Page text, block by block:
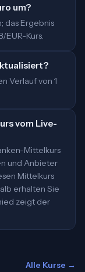
um?
das Ergebnis
EUR-Kurs.
Verlauf von 1
vom Live-
Mittelkurs
und Anbieter
Mittelkurs
erhalten Sie
zeigt der
Alle Kurse →